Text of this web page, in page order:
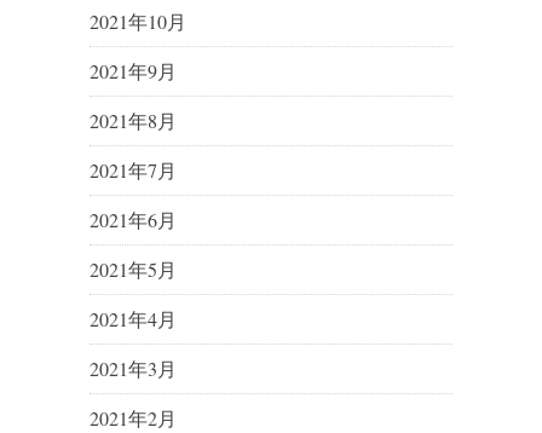
2021年10月
2021年9月
2021年8月
2021年7月
2021年6月
2021年5月
2021年4月
2021年3月
2021年2月